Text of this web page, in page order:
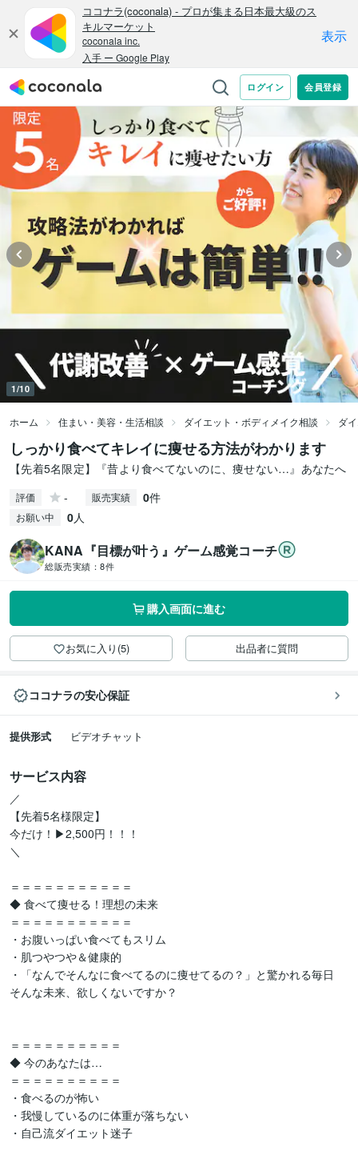
1/10
ホーム 住まい・美容・生活相談 ダイエット・ボディメイク相談 ダ
しっかり食べてキレイに痩せる方法がわかります
【先着5名限定】『昔より食べてないのに、痩せない…』あなたへ
評価 - 販売実績 0件
お願い中 0人
KANA『目標が叶う』ゲーム感覚コーチ
総販売実績： 8件
購入画面に進む
お気に入り(5) 出品者に質問
ココナラの安心保証
提供形式 ビデオチャット
サービス内容
／
【先着5名様限定】
今だけ！▶2,500円！！！
＼
＝＝＝＝＝＝＝＝＝＝＝
◆ 食べて痩せる！理想の未来
＝＝＝＝＝＝＝＝＝＝＝
・お腹いっぱい食べてもスリム
・肌つやつや＆健康的
・「なんでそんなに食べてるのに痩せてるの？」と驚かれる毎日
そんな未来、欲しくないですか？
＝＝＝＝＝＝＝＝＝＝
◆ 今のあなたは…
＝＝＝＝＝＝＝＝＝＝
・食べるのが怖い
・我慢しているのに体重が落ちない
・自己流ダイエット迷子